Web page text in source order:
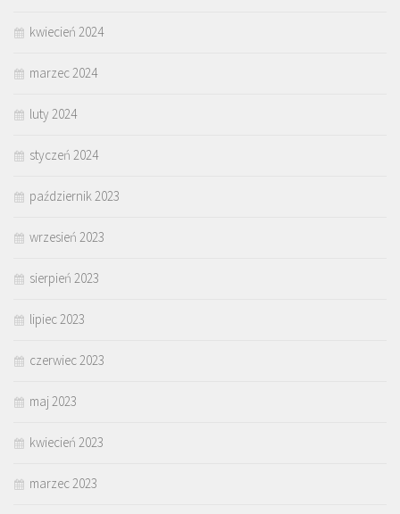
kwiecień 2024
marzec 2024
luty 2024
styczeń 2024
październik 2023
wrzesień 2023
sierpień 2023
lipiec 2023
czerwiec 2023
maj 2023
kwiecień 2023
marzec 2023